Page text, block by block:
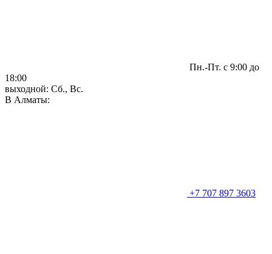
Пн.-Пт. с 9:00 до
18:00
выходной: Сб., Вс.
В Алматы:
+7 707 897 3603